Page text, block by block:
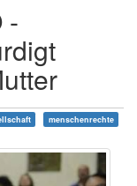
-
menschenrechte